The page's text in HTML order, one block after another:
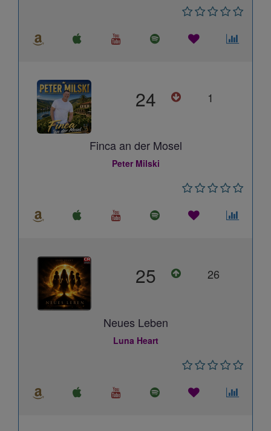
24 1
Finca an der Mosel
Peter Milski
25 26
Neues Leben
Luna Heart